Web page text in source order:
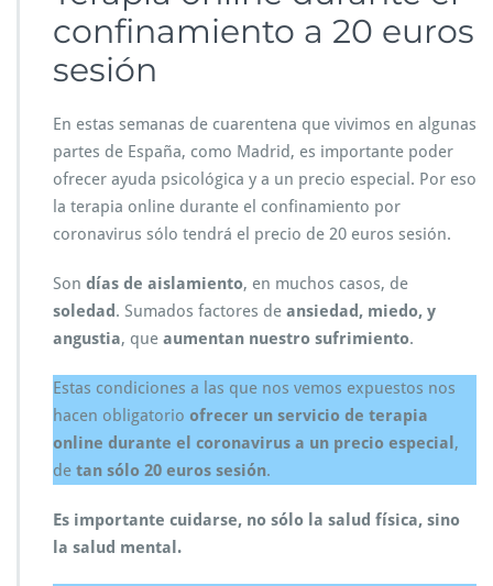
confinamiento a 20 euros
sesión
En estas semanas de cuarentena que vivimos en algunas
partes de España, como Madrid, es importante poder
ofrecer ayuda psicológica y a un precio especial. Por eso
la terapia online durante el confinamiento por
coronavirus sólo tendrá el precio de 20 euros sesión.
Son días de aislamiento, en muchos casos, de
soledad . Sumados factores de ansiedad, miedo, y
angustia, que aumentan nuestro sufrimiento.
Estas condiciones a las que nos vemos expuestos nos
hacen obligatorio ofrecer un servicio de terapia
online durante el coronavirus a un precio especial ,
de tan sólo 20 euros sesión.
Es importante cuidarse, no sólo la salud física, sino
la salud mental.